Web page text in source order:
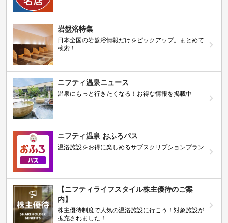
岩盤浴特集
日本全国の岩盤浴情報だけをピックアップ。まとめて
検索！
ニフティ温泉ニュース
温泉にもっと行きたくなる！お得な情報を掲載中
ニフティ温泉 おふろパス
温浴施設をお得に楽しめるサブスクリプションプラン
【ニフティライフスタイル株主優待のご案
内】
株主優待制度で人気の温浴施設に行こう！対象施設が
拡充されました！